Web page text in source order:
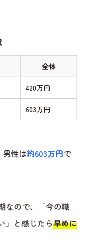
全体
420万円
603万円
男性は約603万円で
なので、「今の職
」と感じたら早めに